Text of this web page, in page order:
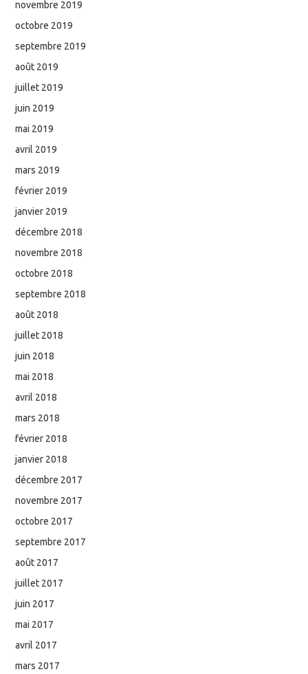
novembre 2019
octobre 2019
septembre 2019
août 2019
juillet 2019
juin 2019
mai 2019
avril 2019
mars 2019
février 2019
janvier 2019
décembre 2018
novembre 2018
octobre 2018
septembre 2018
août 2018
juillet 2018
juin 2018
mai 2018
avril 2018
mars 2018
février 2018
janvier 2018
décembre 2017
novembre 2017
octobre 2017
septembre 2017
août 2017
juillet 2017
juin 2017
mai 2017
avril 2017
mars 2017